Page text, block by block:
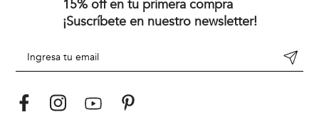
15% off en tu primera compra
¡Suscríbete en nuestro newsletter!